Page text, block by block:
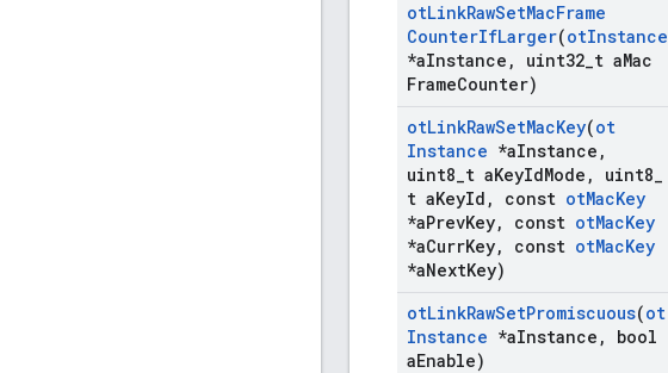
otLinkRawSetMacFrame
CounterIfLarger(otInstance
*aInstance , uint32 t aMac
FrameCounter)
otLinkRawSetMacKey(ot
Instance *aInstance ,
uint8 t aKeyIdMode , uint8
t aKeyId , const otMacKey
*aPrevKey, const otMacKey
*aCurrKey, const otMacKey
*aNextKey)
otLinkRawSetPromiscuous(ot
Instance *aInstance ,
bool
aEnable)